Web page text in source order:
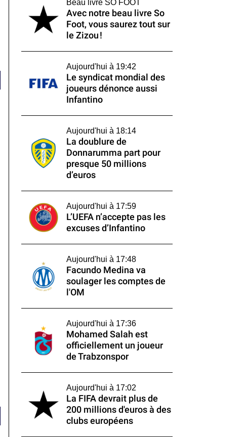
Beau livre SO FOOT
Avec notre beau livre So
Foot, vous saurez tout sur
le Zizou !
Aujourd'hui à 19:42
Le syndicat mondial des
joueurs dénonce aussi
Infantino
Aujourd'hui à 18:14
La doublure de
Donnarumma part pour
presque 50 millions
d’euros
Aujourd'hui à 17:59
L’UEFA n’accepte pas les
excuses d’Infantino
Aujourd'hui à 17:48
Facundo Medina va
soulager les comptes de
l'OM
Aujourd'hui à 17:36
Mohamed Salah est
officiellement un joueur
de Trabzonspor
Aujourd'hui à 17:02
La FIFA devrait plus de
200 millions d'euros à des
clubs européens